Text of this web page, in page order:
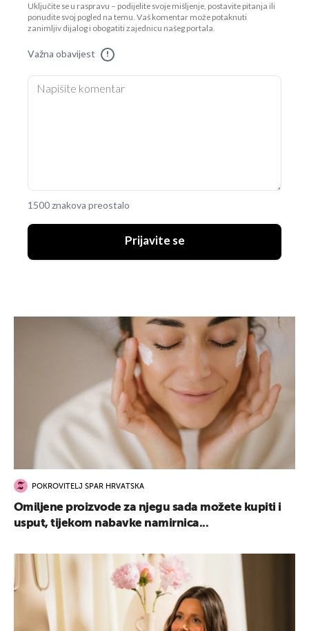
Uključite se u raspravu – podijelite svoje mišljenje, postavite pitanja ili
ponudite svoj pogled na temu. Vaš komentar može potaknuti
zanimljiv dijalog i obogatiti zajednicu našeg portala.
Važna obavijest !
1500 znakova preostalo
Prijavite se
POKROVITELJ SPAR HRVATSKA
Omiljene proizvode za njegu sada možete kupiti i
usput, tijekom nabavke namirnica...